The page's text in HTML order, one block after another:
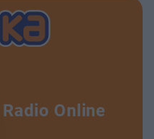
Radio Online